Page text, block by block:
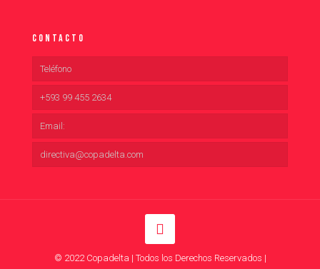
Contacto
Teléfono
+593 99 455 2634
Email:
directiva@copadelta.com
© 2022 Copadelta | Todos los Derechos Reservados |